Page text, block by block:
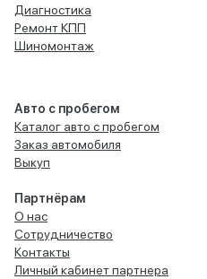
Диагностика
Ремонт КПП
Шиномонтаж
Авто с пробегом
Каталог авто с пробегом
Заказ автомобиля
Выкуп
Партнёрам
О нас
Сотрудничество
Контакты
Личный кабинет партнера